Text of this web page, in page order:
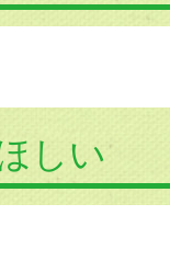
しい